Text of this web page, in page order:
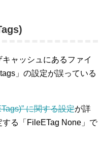
ャッシュにあるファイ
」の設定が誤っている
に関する設定が詳
る「FileETag None」で